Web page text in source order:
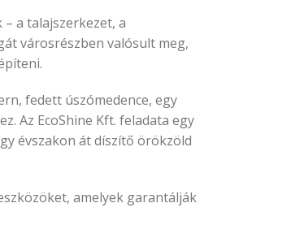
a talajszerkezet, a
városrészben valósult meg,
fedett úszómedence, egy
Az EcoShine Kft. feladata egy
évszakon át díszítő örökzöld
amelyek garantálják